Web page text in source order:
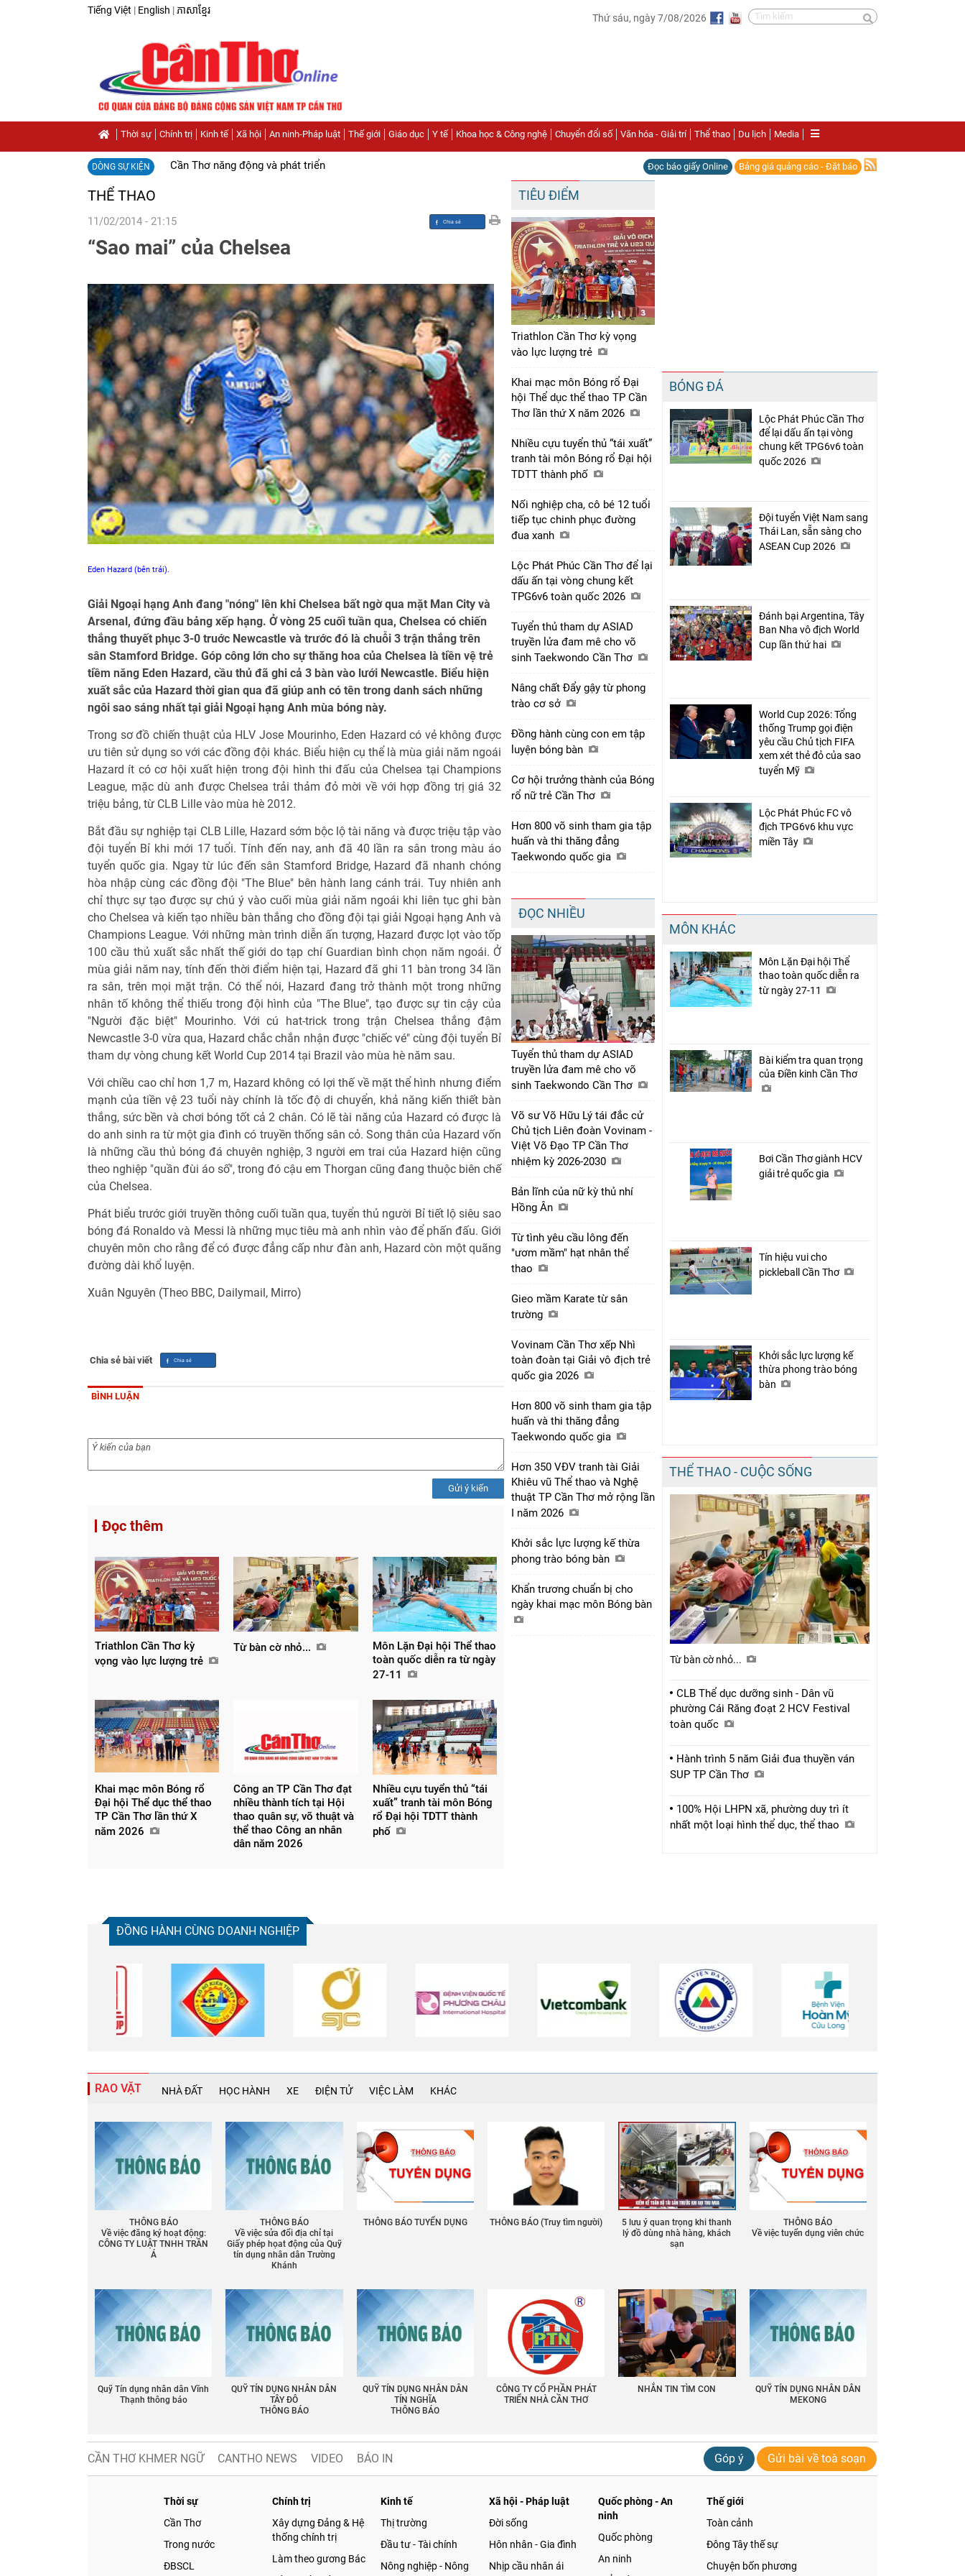
Tiếng Việt | English | ភាសាខ្មែរ
Thứ sáu, ngày 7/08/2026
Thời sự Chính trị Kinh tế Xã hội An ninh-Pháp luật Thế giới Giáo dục Y tế Khoa học & Công nghệ Chuyển đổi số Văn hóa - Giải trí Thể thao Du lịch Media
DÒNG SỰ KIỆN Cần Thơ năng động và phát triển Đọc báo giấy Online Bảng giá quảng cáo - Đặt báo
THỂ THAO
11/02/2014 - 21:15
Chia sẻ
“Sao mai” của Chelsea
Eden Hazard (bên trái).
Giải Ngoại hạng Anh đang "nóng" lên khi Chelsea bất ngờ qua mặt Man City và
Arsenal, đứng đầu bảng xếp hạng. Ở vòng 25 cuối tuần qua, Chelsea có chiến
thắng thuyết phục 3-0 truớc Newcastle và trước đó là chuỗi 3 trận thắng trên
sân Stamford Bridge. Góp công lớn cho sự thăng hoa của Chelsea là tiền vệ trẻ
tiềm năng Eden Hazard, cầu thủ đã ghi cả 3 bàn vào lưới Newcastle. Biểu hiện
xuất sắc của Hazard thời gian qua đã giúp anh có tên trong danh sách những
ngôi sao sáng nhất tại giải Ngoại hạng Anh mùa bóng này.
Trong sơ đồ chiến thuật của HLV Jose Mourinho, Eden Hazard có vẻ không được
ưu tiên sử dụng so với các đồng đội khác. Biểu hiện cụ thể là mùa giải năm ngoái
Hazard ít có cơ hội xuất hiện trong đội hình thi đấu của Chelsea tại Champions
League, mặc dù anh được Chelsea trải thảm đỏ mời về với hợp đồng trị giá 32
triệu bảng, từ CLB Lille vào mùa hè 2012.
Bắt đầu sự nghiệp tại CLB Lille, Hazard sớm bộc lộ tài năng và được triệu tập vào
đội tuyển Bỉ khi mới 17 tuổi. Tính đến nay, anh đã 40 lần ra sân trong màu áo
tuyển quốc gia. Ngay từ lúc đến sân Stamford Bridge, Hazard đã nhanh chóng
hòa nhập cùng các đồng đội "The Blue" bên hành lang cánh trái. Tuy nhiên anh
chỉ thực sự tạo được sự chú ý vào cuối mùa giải năm ngoái khi liên tục ghi bàn
cho Chelsea và kiến tạo nhiều bàn thắng cho đồng đội tại giải Ngoại hạng Anh và
Champions League. Với những màn trình diễn ấn tượng, Hazard được lọt vào tốp
100 cầu thủ xuất sắc nhất thế giới do tạp chí Guardian bình chọn năm ngoái. Ở
mùa giải năm nay, tính đến thời điểm hiện tại, Hazard đã ghi 11 bàn trong 34 lần
ra sân, trên mọi mặt trận. Có thể nói, Hazard đang trở thành một trong những
nhân tố không thể thiếu trong đội hình của "The Blue", tạo được sự tin cậy của
"Người đặc biệt" Mourinho. Với cú hat-trick trong trận Chelsea thắng đậm
Newcastle 3-0 vừa qua, Hazard chắc chắn nhận được "chiếc vé" cùng đội tuyển Bỉ
tham dự vòng chung kết World Cup 2014 tại Brazil vào mùa hè năm sau.
Với chiều cao chỉ hơn 1,7 m, Hazard không có lợi thế về mặt thể hình nhưng điểm
mạnh của tiền vệ 23 tuổi này chính là tốc độ di chuyển, khả năng kiến thiết bàn
thắng, sức bền và chơi bóng tốt cả 2 chân. Có lẽ tài năng của Hazard có được là
do anh sinh ra từ một gia đình có truyền thống sân cỏ. Song thân của Hazard vốn
là những cầu thủ bóng đá chuyên nghiệp, 3 người em trai của Hazard hiện cũng
theo nghiệp "quần đùi áo số", trong đó cậu em Thorgan cũng đang thuộc biên chế
của Chelsea.
Phát biểu trước giới truyền thông cuối tuần qua, tuyển thủ người Bỉ tiết lộ siêu sao
bóng đá Ronaldo và Messi là những mục tiêu mà anh nhìn vào để phấn đấu. Giới
chuyên môn cho rằng để có được đẳng cấp như đàn anh, Hazard còn một quãng
đường dài khổ luyện.
Xuân Nguyên (Theo BBC, Dailymail, Mirro)
Chia sẻ bài viết
Chia sẻ
Facebook
BÌNH LUẬN
Gửi ý kiến
Đọc thêm
Triathlon Cần Thơ kỳ
vọng vào lực lượng trẻ
Từ bàn cờ nhỏ...
Môn Lặn Đại hội Thể thao
toàn quốc diễn ra từ ngày
27-11
Khai mạc môn Bóng rổ
Đại hội Thể dục thể thao
TP Cần Thơ lần thứ X
năm 2026
Công an TP Cần Thơ đạt
nhiều thành tích tại Hội
thao quân sự, võ thuật và
thể thao Công an nhân
dân năm 2026
Nhiều cựu tuyển thủ “tái
xuất” tranh tài môn Bóng
rổ Đại hội TDTT thành
phố
TIÊU ĐIỂM
Triathlon Cần Thơ kỳ vọng
vào lực lượng trẻ
Khai mạc môn Bóng rổ Đại
hội Thể dục thể thao TP Cần
Thơ lần thứ X năm 2026
Nhiều cựu tuyển thủ “tái xuất”
tranh tài môn Bóng rổ Đại hội
TDTT thành phố
Nối nghiệp cha, cô bé 12 tuổi
tiếp tục chinh phục đường
đua xanh
Lộc Phát Phúc Cần Thơ để lại
dấu ấn tại vòng chung kết
TPG6v6 toàn quốc 2026
Tuyển thủ tham dự ASIAD
truyền lửa đam mê cho võ
sinh Taekwondo Cần Thơ
Nâng chất Đẩy gậy từ phong
trào cơ sở
Đồng hành cùng con em tập
luyện bóng bàn
Cơ hội trưởng thành của Bóng
rổ nữ trẻ Cần Thơ
Hơn 800 võ sinh tham gia tập
huấn và thi thăng đẳng
Taekwondo quốc gia
ĐỌC NHIỀU
Tuyển thủ tham dự ASIAD
truyền lửa đam mê cho võ
sinh Taekwondo Cần Thơ
Võ sư Võ Hữu Lý tái đắc cử
Chủ tịch Liên đoàn Vovinam -
Việt Võ Đạo TP Cần Thơ
nhiệm kỳ 2026-2030
Bản lĩnh của nữ kỳ thủ nhí
Hồng Ân
Từ tình yêu cầu lông đến
"ươm mầm" hạt nhân thể
thao
Gieo mầm Karate từ sân
trường
Vovinam Cần Thơ xếp Nhì
toàn đoàn tại Giải vô địch trẻ
quốc gia 2026
Hơn 800 võ sinh tham gia tập
huấn và thi thăng đẳng
Taekwondo quốc gia
Hơn 350 VĐV tranh tài Giải
Khiêu vũ Thể thao và Nghệ
thuật TP Cần Thơ mở rộng lần
I năm 2026
Khởi sắc lực lượng kế thừa
phong trào bóng bàn
Khẩn trương chuẩn bị cho
ngày khai mạc môn Bóng bàn
BÓNG ĐÁ
Lộc Phát Phúc Cần Thơ
để lại dấu ấn tại vòng
chung kết TPG6v6 toàn
quốc 2026
Đội tuyển Việt Nam sang
Thái Lan, sẵn sàng cho
ASEAN Cup 2026
Đánh bại Argentina, Tây
Ban Nha vô địch World
Cup lần thứ hai
World Cup 2026: Tổng
thống Trump gọi điện
yêu cầu Chủ tịch FIFA
xem xét thẻ đỏ của sao
tuyển Mỹ
Lộc Phát Phúc FC vô
địch TPG6v6 khu vực
miền Tây
MÔN KHÁC
Môn Lặn Đại hội Thể
thao toàn quốc diễn ra
từ ngày 27-11
Bài kiểm tra quan trọng
của Điền kinh Cần Thơ
Bơi Cần Thơ giành HCV
giải trẻ quốc gia
Tín hiệu vui cho
pickleball Cần Thơ
Khởi sắc lực lượng kế
thừa phong trào bóng
bàn
THỂ THAO - CUỘC SỐNG
Từ bàn cờ nhỏ...
CLB Thể dục dưỡng sinh - Dân vũ
phường Cái Răng đoạt 2 HCV Festival
toàn quốc
Hành trình 5 năm Giải đua thuyền ván
SUP TP Cần Thơ
100% Hội LHPN xã, phường duy trì ít
nhất một loại hình thể dục, thể thao
ĐỒNG HÀNH CÙNG DOANH NGHIỆP
RAO VẶT NHÀ ĐẤT HỌC HÀNH XE ĐIỆN TỬ VIỆC LÀM KHÁC
THÔNG BÁO
Về việc đăng ký hoạt động:
CÔNG TY LUẬT TNHH TRẦN
Á
THÔNG BÁO
Về việc sửa đổi địa chỉ tại
Giấy phép họat động của Quỹ
tín dụng nhân dân Trường
Khánh
THÔNG BÁO TUYỂN DỤNG THÔNG BÁO (Truy tìm người)
5 lưu ý quan trọng khi thanh
lý đồ dùng nhà hàng, khách
sạn
THÔNG BÁO
Về việc tuyển dụng viên chức
Quỹ Tín dụng nhân dân Vĩnh
Thạnh thông báo
QUỸ TÍN DỤNG NHÂN DÂN
TÂY ĐÔ
THÔNG BÁO
QUỸ TÍN DỤNG NHÂN DÂN
TÍN NGHĨA
THÔNG BÁO
CÔNG TY CỔ PHẦN PHÁT
TRIỂN NHÀ CẦN THƠ
NHẮN TIN TÌM CON
QUỸ TÍN DỤNG NHÂN DÂN
MEKONG
CẦN THƠ KHMER NGỮ CANTHO NEWS VIDEO BÁO IN Góp ý Gửi bài về toà soạn
Thời sự
Cần Thơ
Trong nước
ĐBSCL
Chính trị
Xây dựng Đảng & Hệ
thống chính trị
Làm theo gương Bác
Kinh tế
Thị trường
Đầu tư - Tài chính
Nông nghiệp - Nông
Xã hội - Pháp luật
Đời sống
Hôn nhân - Gia đình
Nhịp cầu nhân ái
Quốc phòng - An
ninh
Quốc phòng
An ninh
Thế giới
Toàn cảnh
Đông Tây thế sự
Chuyện bốn phương